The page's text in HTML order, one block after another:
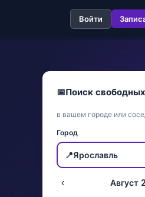
Войти
📅Поиск
в вашем городе или
Город
📍Ярославль
‹ Август